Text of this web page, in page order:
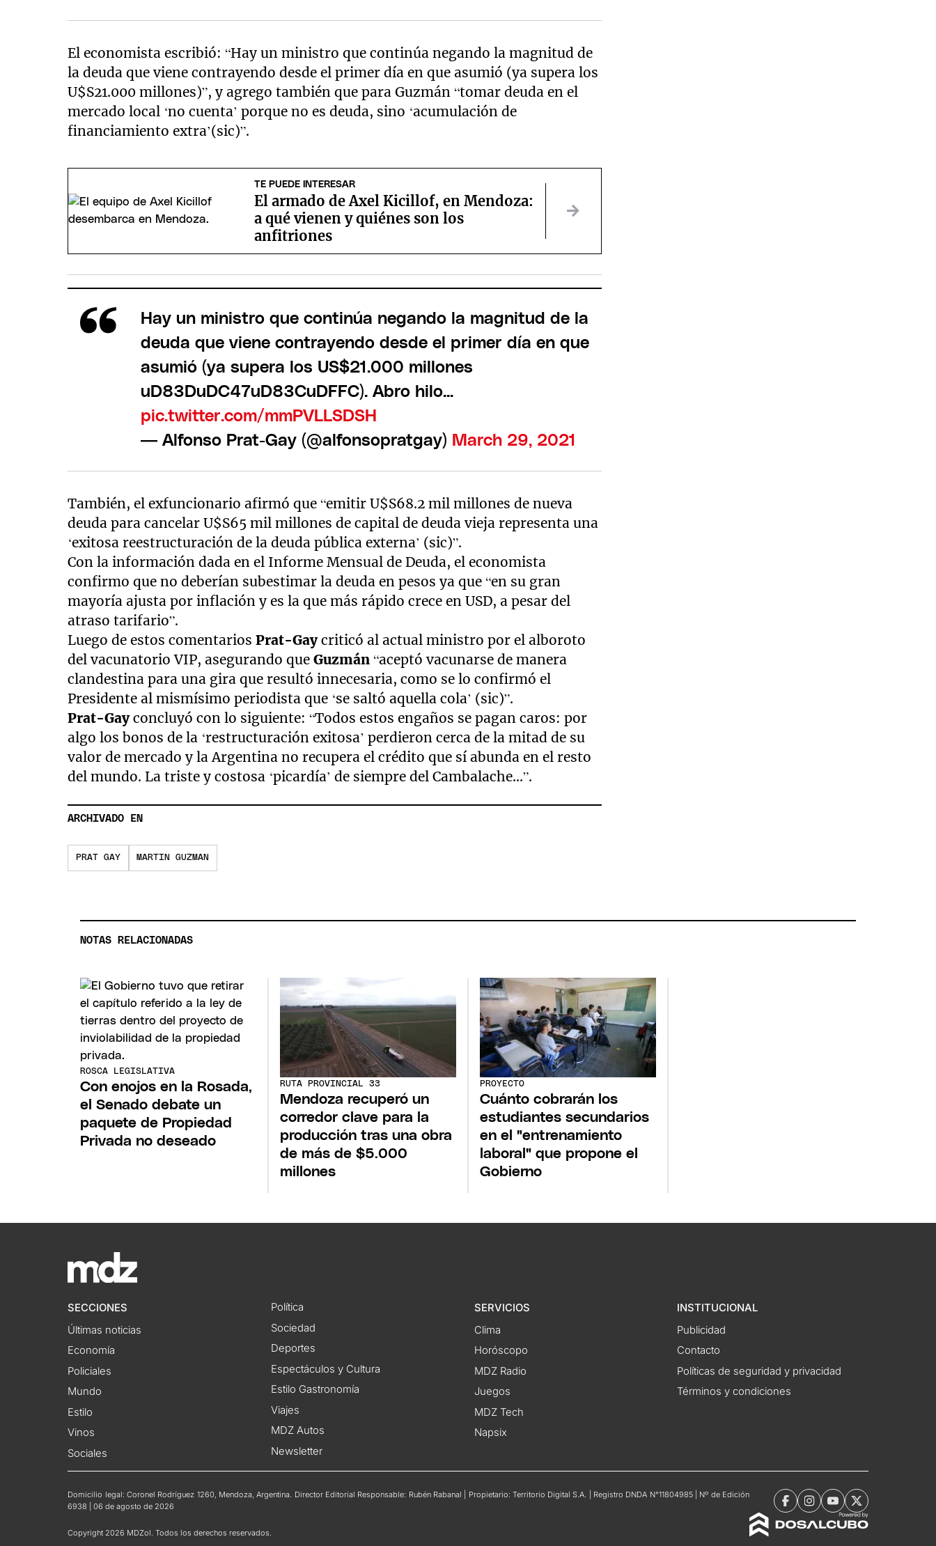
El economista escribió: “Hay un ministro que continúa negando la magnitud de
la deuda que viene contrayendo desde el primer día en que asumió (ya supera los
U$S21.000 millones)”, y agrego también que para Guzmán “tomar deuda en el
mercado local ‘no cuenta’ porque no es deuda, sino ‘acumulación de
financiamiento extra’(sic)”.
TE PUEDE INTERESAR
El armado de Axel Kicillof, en Mendoza:
a qué vienen y quiénes son los
anfitriones
Hay un ministro que continúa negando la magnitud de la
deuda que viene contrayendo desde el primer día en que
asumió (ya supera los US$21.000 millones
uD83DuDC47uD83CuDFFC). Abro hilo...
pic.twitter.com/mmPVLLSDSH
— Alfonso Prat-Gay (@alfonsopratgay) March 29, 2021
También, el exfuncionario afirmó que “emitir U$S68.2 mil millones de nueva
deuda para cancelar U$S65 mil millones de capital de deuda vieja representa una
‘exitosa reestructuración de la deuda pública externa’ (sic)”.
Con la información dada en el Informe Mensual de Deuda, el economista
confirmo que no deberían subestimar la deuda en pesos ya que “en su gran
mayoría ajusta por inflación y es la que más rápido crece en USD, a pesar del
atraso tarifario”.
Luego de estos comentariosPrat-Gaycriticó al actual ministro por el alboroto
del vacunatorio VIP, asegurando queGuzmán “aceptó vacunarse de manera
clandestina para una gira que resultó innecesaria, como se lo confirmó el
Presidente al mismísimo periodista que ‘se saltó aquella cola’ (sic)”.
Prat-Gayconcluyó con lo siguiente: “Todos estos engaños se pagan caros: por
algo los bonos de la ‘restructuración exitosa’ perdieron cerca de la mitad de su
valor de mercado y la Argentina no recupera el crédito que sí abunda en el resto
del mundo. La triste y costosa ‘picardía’ de siempre del Cambalache...”.
ARCHIVADO EN
PRAT GAY MARTIN GUZMAN
NOTAS RELACIONADAS
ROSCA LEGISLATIVA
Con enojos en la Rosada,
el Senado debate un
paquete de Propiedad
Privada no deseado
RUTA PROVINCIAL 33
Mendoza recuperó un
corredor clave para la
producción tras una obra
de más de $5.000
millones
PROYECTO
Cuánto cobrarán los
estudiantes secundarios
en el "entrenamiento
laboral" que propone el
Gobierno
SECCIONES
Últimas noticias
Economía
Policiales
Mundo
Estilo
Vinos
Sociales
Política
Sociedad
Deportes
Espectáculos y Cultura
Estilo Gastronomía
Viajes
MDZ Autos
Newsletter
SERVICIOS
Clima
Horóscopo
MDZ Radio
Juegos
MDZ Tech
Napsix
INSTITUCIONAL
Publicidad
Contacto
Políticas de seguridad y privacidad
Términos y condiciones
Domicilio legal: Coronel Rodríguez 1260, Mendoza, Argentina. Director Editorial Responsable: Rubén Rabanal | Propietario: Territorio Digital S.A. | Registro DNDA N°11804985 | Nº de Edición
6938 | 06 de agosto de 2026
Copyright 2026 MDZol. Todos los derechos reservados.